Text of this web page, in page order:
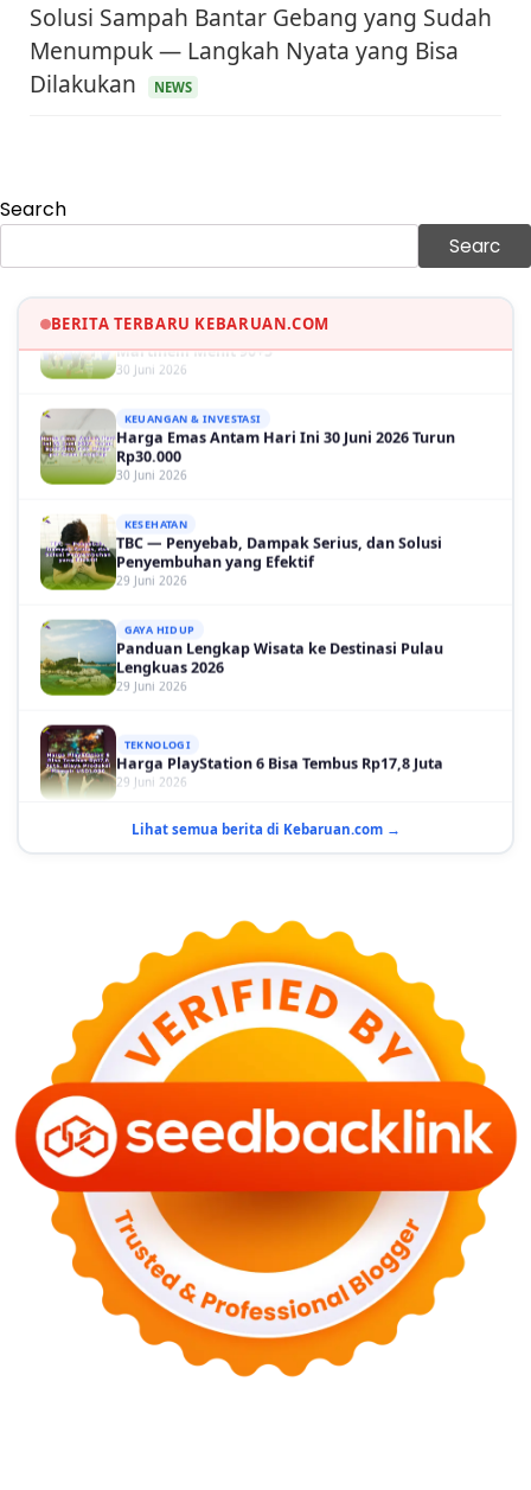
Solusi Sampah Bantar Gebang yang Sudah
Menumpuk — Langkah Nyata yang Bisa
Dilakukan
NEWS
Search
Searc
BERITA TERBARU KEBARUAN.COM
KEUANGAN & INVESTASI
Harga Minyak Dunia Hari Ini Naik, WTI dan Brent
30 Juni 2026
Martinelli Menit 90+5
30 Juni 2026
Rp30.000
30 Juni 2026
Penyembuhan yang Efektif
29 Juni 2026
Lengkuas 2026
29 Juni 2026
Harga PlayStation 6 Bisa Tembus Rp17,8 Juta
29 Juni 2026
10 Adegan Film Terikat Janji yang Sangat Tak
Bahaya Memakai Softlens untuk Mata yang Jarang
Diketahui
29 Juni 2026
NASIONAL
PLN Kalimantan Lakukan Manajemen Beban
Akibat Gangguan PLTGU
29 Juni 2026
KEUANGAN & INVESTASI
Harga Minyak Dunia Hari Ini Naik, WTI dan Brent
Sama-sama Menguat
GAYA HIDUP
Sinopsis Film Marauders, Misteri Perampokan
Bank dengan Konspirasi Tersembunyi
30 Juni 2026
OLAH RAGA
Hasil Brasil vs Jepang 2-1: Comeback Dramatis, Gol
Martinelli Menit 90+5
Lihat semua berita di Kebaruan.com →